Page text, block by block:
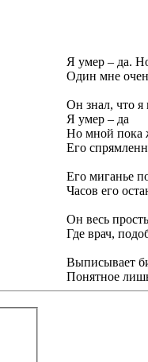
Я умер – да.
Один мне
Он знал, что я
Я умер – да
Но мной пока
Его
Его миганье
Часов его
Он весь
Где врач,
Выписывает
Понятное